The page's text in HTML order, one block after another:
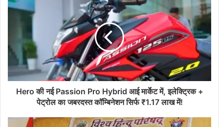
Hero की नई Passion Pro Hybrid आई मार्केट में, इलेक्ट्रिक +
पेट्रोल का जबरदस्त कॉम्बिनेशन सिर्फ ₹1.17 लाख में!